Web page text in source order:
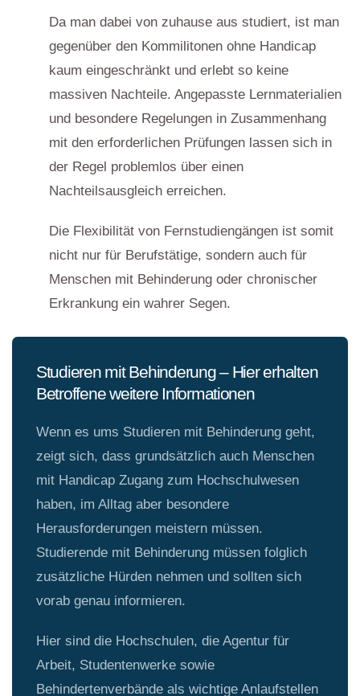
Da man dabei von zuhause aus studiert, ist man
gegenüber den Kommilitonen ohne Handicap
kaum eingeschränkt und erlebt so keine
massiven Nachteile. Angepasste Lernmaterialien
und besondere Regelungen in Zusammenhang
mit den erforderlichen Prüfungen lassen sich in
der Regel problemlos über einen
Nachteilsausgleich erreichen.
Die Flexibilität von Fernstudiengängen ist somit
nicht nur für Berufstätige, sondern auch für
Menschen mit Behinderung oder chronischer
Erkrankung ein wahrer Segen.
Studieren mit Behinderung – Hier erhalten
Betroffene weitere Informationen
Wenn es ums Studieren mit Behinderung geht,
zeigt sich, dass grundsätzlich auch Menschen
mit Handicap Zugang zum Hochschulwesen
haben, im Alltag aber besondere
Herausforderungen meistern müssen.
Studierende mit Behinderung müssen folglich
zusätzliche Hürden nehmen und sollten sich
vorab genau informieren.
Hier sind die Hochschulen, die Agentur für
Arbeit, Studentenwerke sowie
Behindertenverbände als wichtige Anlaufstellen